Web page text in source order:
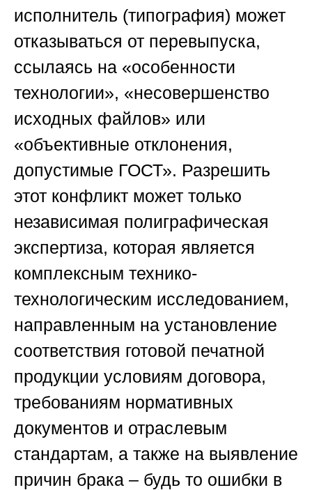
исполнитель (типография) может
отказываться от перевыпуска,
ссылаясь на «особенности
технологии», «несовершенство
исходных файлов» или
«объективные отклонения,
допустимые ГОСТ». Разрешить
этот конфликт может только
независимая полиграфическая
экспертиза, которая является
комплексным технико-
технологическим исследованием,
направленным на установление
соответствия готовой печатной
продукции условиям договора,
требованиям нормативных
документов и отраслевым
стандартам, а также на выявление
причин брака – будь то ошибки в